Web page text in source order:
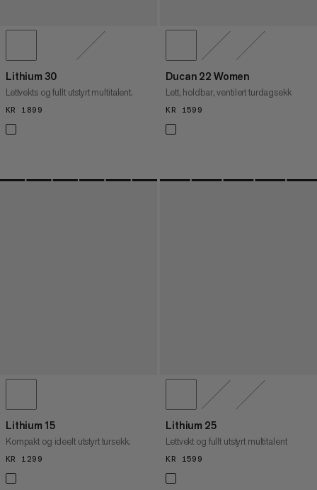
Lithium 30
Lettvekts og fullt utstyrt multitalent.
KR 1899
Ducan 22 Women
Lett, holdbar, ventilert turdagsekk
KR 1599
Lithium 15
Kompakt og ideelt utstyrt tursekk.
KR 1299
Lithium 25
Lettvekt og fullt utstyrt multitalent
KR 1599